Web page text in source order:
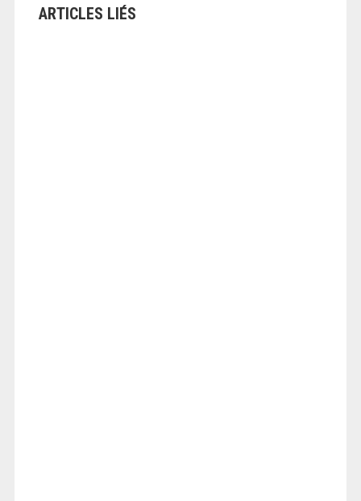
ARTICLES LIÉS